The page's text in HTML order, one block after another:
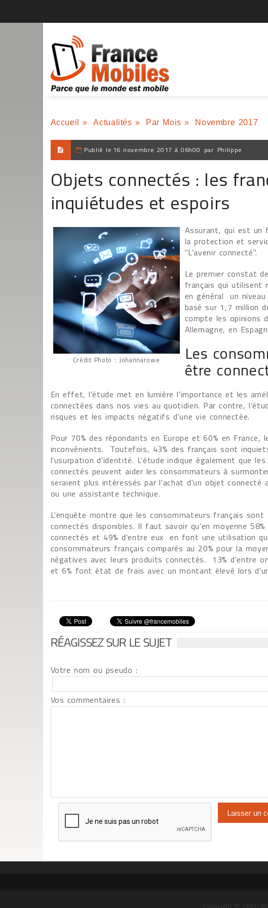
Accueil » Actualités » Par Mois » Novembre 2017
Publié le 16 novembre 2017 à 06h00 par Philippe
Objets connectés : les
inquiétudes et espoirs
Crédit Photo : Johannarowe
Assurant, qui est un
la protection et
"L'avenir connecté".
Le premier constat
français qui utilisent
en général un
basé sur 1,7 million
compte les opinions
Allemagne, en
Les
être
En effet, l'étude met en lumière l'importance et les
connectées dans nos vies au quotidien. Par contre,
risques et les impacts négatifs d'une vie connectée.
Pour 70% des répondants en Europe et 60% en
inconvénients. Toutefois, 43% des français sont
l'usurpation d'identité. L'étude indique également que
connectés peuvent aider les consommateurs à
seraient plus intéressés par l'achat d'un objet connecté
ou une assistante technique.
L'enquête montre que les consommateurs français
connectés disponibles. Il faut savoir qu'en moyenne
connectés et 49% d'entre eux en font une utilisation
consommateurs français comparés au 20% pour la
négatives avec leurs produits connectés. 13% d'entre
et 6% font état de frais avec un montant élevé lors
RÉAGISSEZ SUR LE SUJET
Votre nom ou pseudo :
Vos commentaires :
Copyright © 1997-